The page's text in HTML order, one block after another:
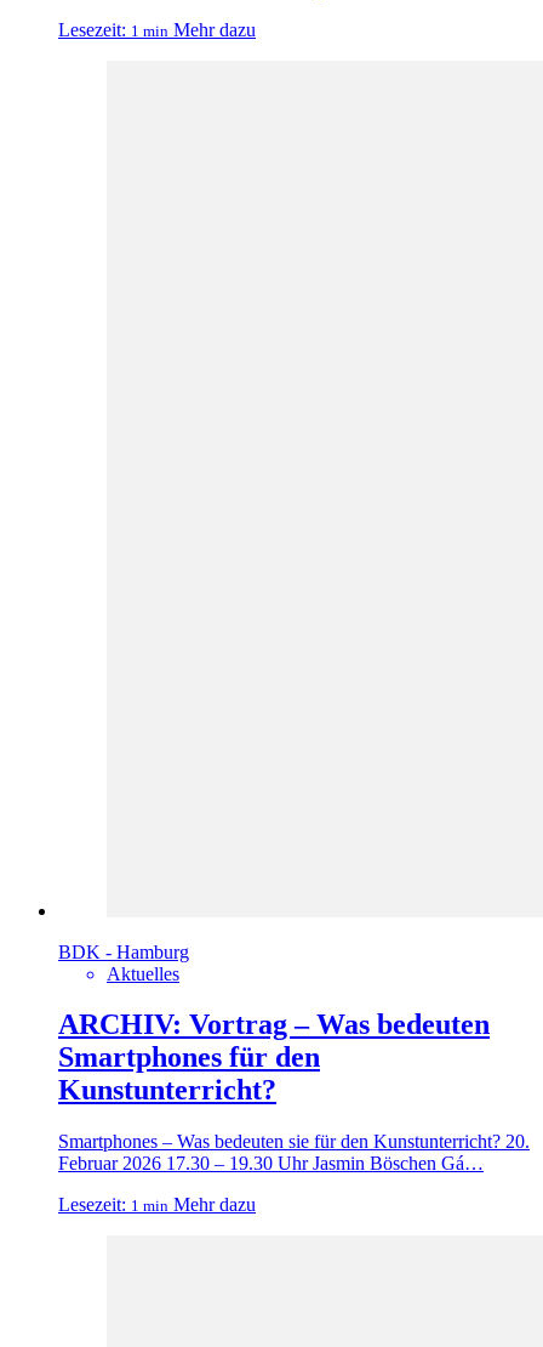
Lesezeit: 1 min Mehr dazu
BDK - Hamburg
Aktuelles
ARCHIV: Vortrag – Was bedeuten
Smartphones für den
Kunstunterricht?
Smartphones – Was bedeuten sie für den Kunstunterricht? 20.
Februar 2026 17.30 – 19.30 Uhr Jasmin Böschen Gá…
Lesezeit: 1 min Mehr dazu